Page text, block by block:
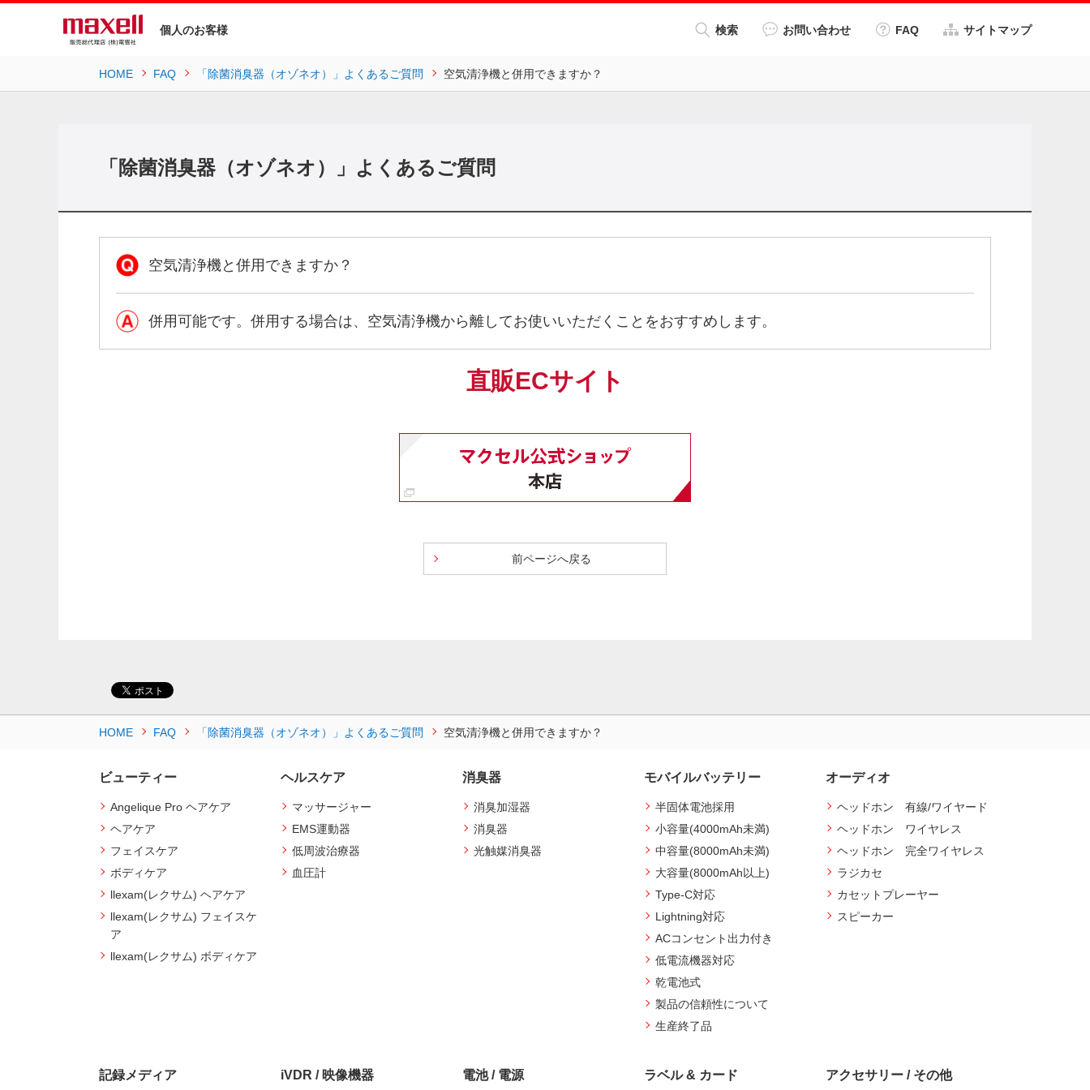
個人のお客様 検索 お問い合わせ FAQ サイトマップ
HOME FAQ 「除菌消臭器（オゾネオ）」よくあるご質問 空気清浄機と併用できますか？
「除菌消臭器（オゾネオ）」よくあるご質問
空気清浄機と併用できますか？
併用可能です。併用する場合は、空気清浄機から離してお使いいただくことをおすすめします。
直販ECサイト
前ページへ戻る
HOME FAQ 「除菌消臭器（オゾネオ）」よくあるご質問 空気清浄機と併用できますか？
ビューティー
Angelique Pro ヘアケア
ヘアケア
フェイスケア
ボディケア
llexam(レクサム) ヘアケア
llexam(レクサム) フェイスケ
ア
llexam(レクサム) ボディケア
ヘルスケア
マッサージャー
EMS運動器
低周波治療器
血圧計
消臭器
消臭加湿器
消臭器
光触媒消臭器
モバイルバッテリー
半固体電池採用
小容量(4000mAh未満)
中容量(8000mAh未満)
大容量(8000mAh以上)
Type-C対応
Lightning対応
ACコンセント出力付き
低電流機器対応
乾電池式
製品の信頼性について
生産終了品
オーディオ
ヘッドホン 有線/ワイヤード
ヘッドホン ワイヤレス
ヘッドホン 完全ワイヤレス
ラジカセ
カセットプレーヤー
スピーカー
記録メディア iVDR / 映像機器 電池 / 電源 ラベル & カード アクセサリー / その他